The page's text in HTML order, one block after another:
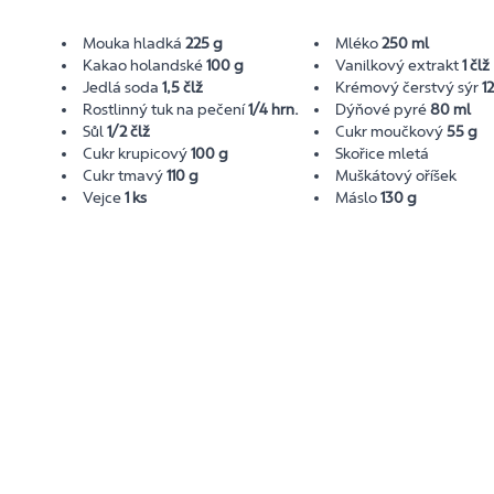
Mouka hladká225 g
Kakao holandské100 g
Jedlá soda1,5 člž
Rostlinný tuk na pečení1/4 hrn.
Sůl1/2 člž
Cukr krupicový100 g
Cukr tmavý110 g
Vejce1 ks
Mléko250 ml
Vanilkový extrakt1 člž
Krémový čerstvý sýr
Dýňové pyré80 ml
Cukr moučkový55 g
Skořice mletá
Muškátový oříšek
Máslo130 g